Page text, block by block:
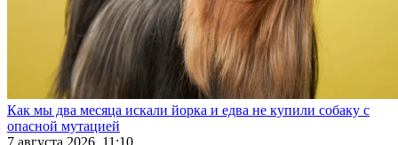
Как мы два месяца искали йорка и едва не купили собаку с
опасной мутацией
7 августа 2026, 11:10